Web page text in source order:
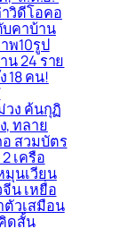
วิดีโอคอ
คาบ้าน
พ10รูป
น 24 ราย
18 คน!
วง ค้นกุฏิ
ทลาย
อ สวมบัตร
เครือ
มุนเวียน
น เหยื่อ
ตัวเสมือน
ดสั้น